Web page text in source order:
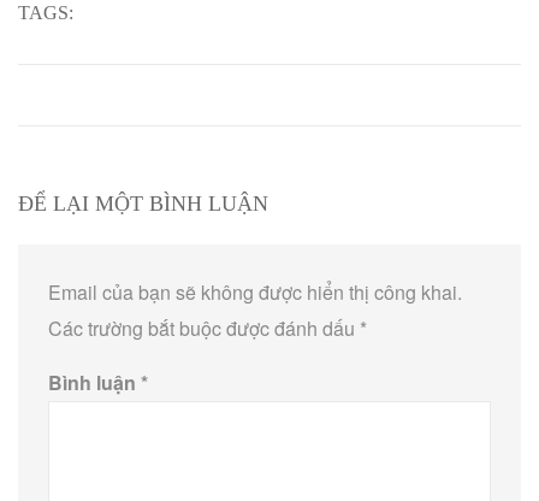
TAGS:
ĐỂ LẠI MỘT BÌNH LUẬN
Email của bạn sẽ không được hiển thị công khai.
Các trường bắt buộc được đánh dấu *
Bình luận *